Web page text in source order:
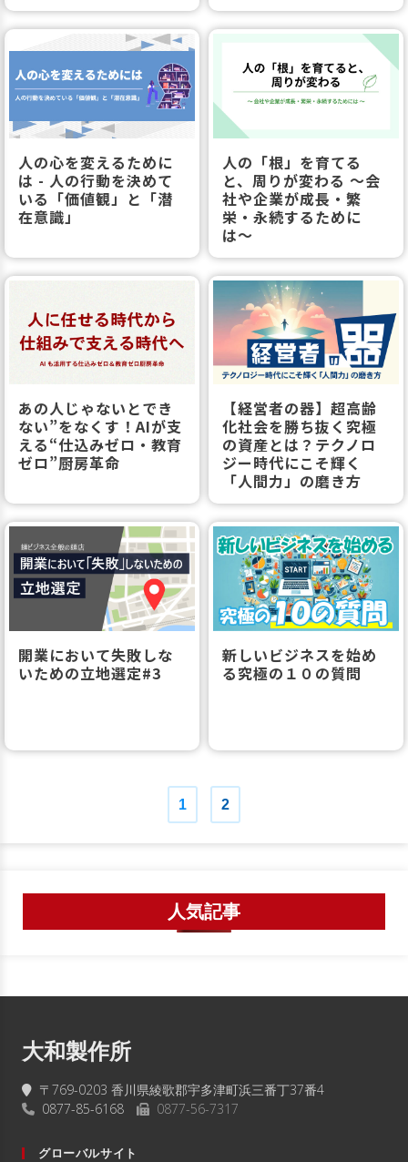
人の心を変えるために
は - 人の行動を決めて
いる「価値観」と「潜
在意識」
人の「根」を育てる
と、周りが変わる 〜会
社や企業が成長・繁
栄・永続するために
は〜
あの人じゃないとでき
ない”をなくす！AIが支
える“仕込みゼロ・教育
ゼロ”厨房革命
【経営者の器】超高齢
化社会を勝ち抜く究極
の資産とは？テクノロ
ジー時代にこそ輝く
「人間力」の磨き方
開業において失敗しな
いための立地選定#3
新しいビジネスを始め
る究極の１０の質問
1 2
人気記事
大和製作所
〒769-0203 香川県綾歌郡宇多津町浜三番丁37番4
0877-85-6168
0877-56-7317
グローバルサイト